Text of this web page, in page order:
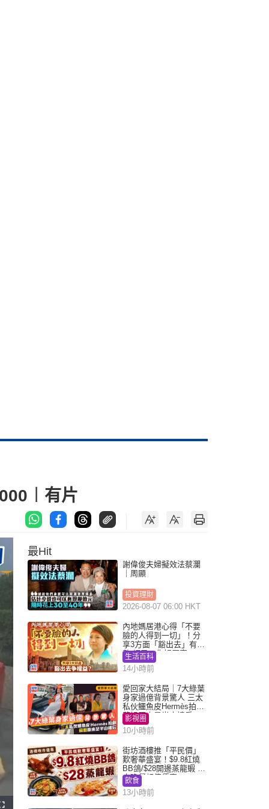
有片
最Hit
謝偉俊夫婦擬效法蔡瀾
｜周顯
投資理財
2026-08-07 06:00 HKT
內地媽居港心得「不要
臉的人得到一切」！分
享3方面「豁出去」有著
數 網民：你好厲害
生活百科
14小時前
愛回家大結局｜7大綠葉
身家過億背景驚人 三太
私伙鱷魚皮Hermès拍劇
蘇姐原來是半山樓后
影視圈
10小時前
街坊酒樓推「平民價」
歎奢華盛宴！$9.8紅燒
BB鴿/$28開邊蒸龍蝦 3
大晚餐超值優惠
飲食
13小時前